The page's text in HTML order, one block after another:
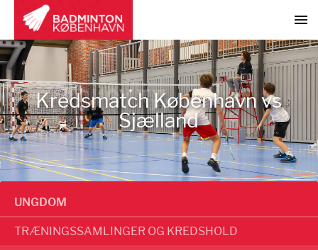
Kredsmatch København vs
Sjælland
UNGDOM
TRÆNINGSSAMLINGER OG KREDSHOLD